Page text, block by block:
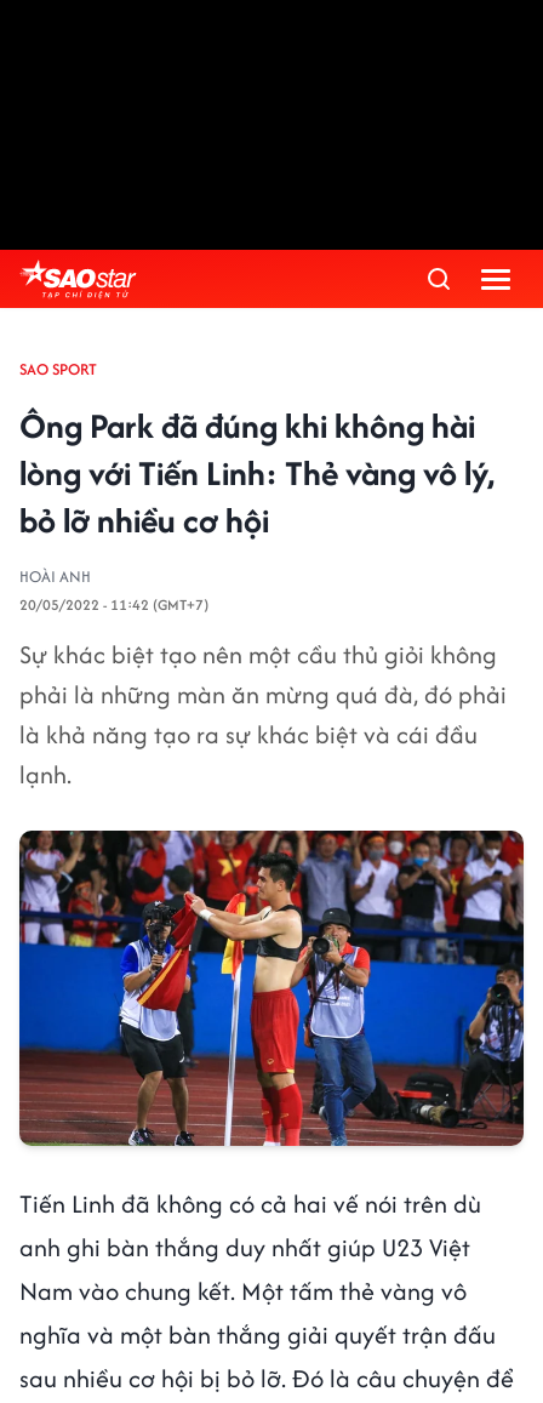
SAO SPORT
Ông Park đã đúng khi không hài
lòng với Tiến Linh: Thẻ vàng vô lý,
bỏ lỡ nhiều cơ hội
HOÀI ANH
20/05/2022 - 11:42 (GMT+7)
Sự khác biệt tạo nên một cầu thủ giỏi không
phải là những màn ăn mừng quá đà, đó phải
là khả năng tạo ra sự khác biệt và cái đầu
lạnh.
Tiến Linh đã không có cả hai vế nói trên dù
anh ghi bàn thắng duy nhất giúp U23 Việt
Nam vào chung kết. Một tấm thẻ vàng vô
nghĩa và một bàn thắng giải quyết trận đấu
sau nhiều cơ hội bị bỏ lỡ. Đó là câu chuyện để